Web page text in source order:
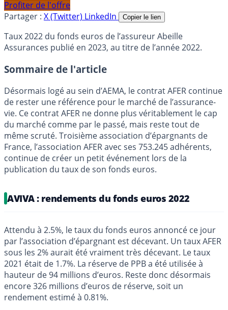
Profiter de l'offre
Partager : X (Twitter) LinkedIn Copier le lien
Taux 2022 du fonds euros de l’assureur Abeille
Assurances publié en 2023, au titre de l’année 2022.
Sommaire de l'article
Désormais logé au sein d’AEMA, le contrat AFER continue
de rester une référence pour le marché de l’assurance-
vie. Ce contrat AFER ne donne plus véritablement le cap
du marché comme par le passé, mais reste tout de
même scruté. Troisième association d’épargnants de
France, l’association AFER avec ses 753.245 adhérents,
continue de créer un petit événement lors de la
publication du taux de son fonds euros.
AVIVA : rendements du fonds euros 2022
Attendu à 2.5%, le taux du fonds euros annoncé ce jour
par l’association d’épargnant est décevant. Un taux AFER
sous les 2% aurait été vraiment très décevant. Le taux
2021 était de 1.7%. La réserve de PPB a été utilisée à
hauteur de 94 millions d’euros. Reste donc désormais
encore 326 millions d’euros de réserve, soit un
rendement estimé à 0.81%.